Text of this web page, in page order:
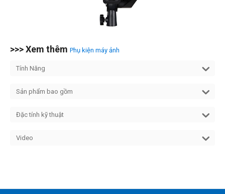
>>> Xem thêm Phụ kiện máy ảnh
Tính Năng
Sản phẩm bao gồm
Đặc tính kỹ thuật
Video